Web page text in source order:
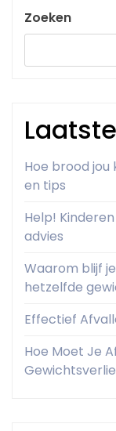
Zoeken
Hoe brood jou
en tips
Help!
advies
Waarom blijf
hetzelfde
Effectief
Hoe Moet Je